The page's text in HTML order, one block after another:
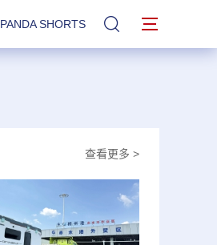
PANDA SHORTS 站內搜索
查看更多 >